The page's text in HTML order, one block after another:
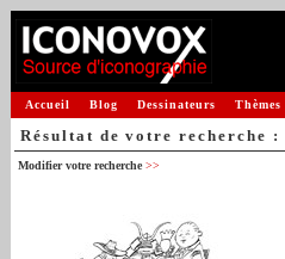
Accueil Blog Dessinateurs Thèmes
Résultat de votre recherche :
Modifier votre recherche >>